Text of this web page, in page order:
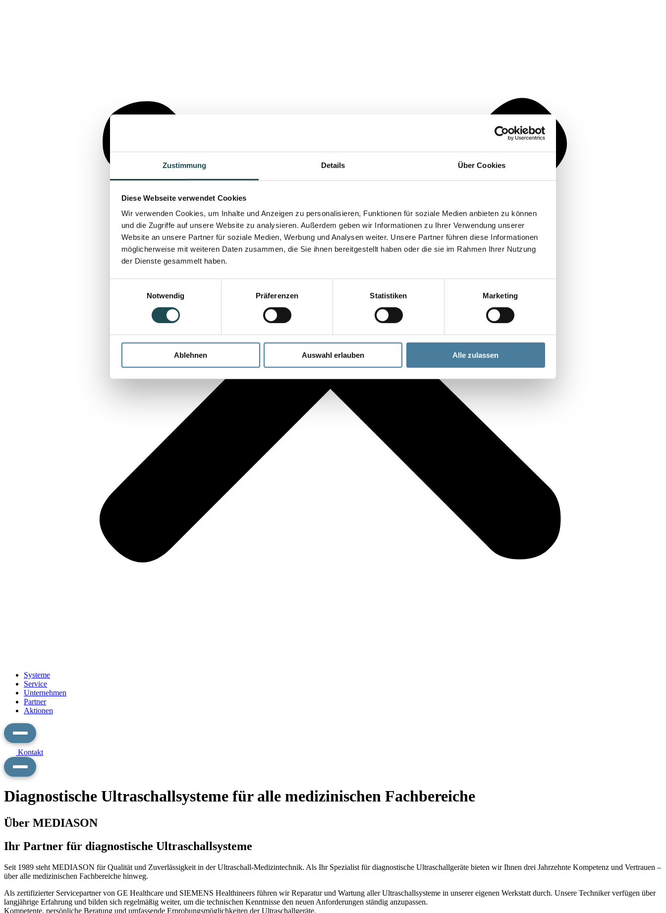
Zustimmung Details Über Cookies
Diese Webseite verwendet Cookies
Wir verwenden Cookies, um Inhalte und Anzeigen zu personalisieren, Funktionen für soziale Medien anbieten zu können
und die Zugriffe auf unsere Website zu analysieren. Außerdem geben wir Informationen zu Ihrer Verwendung unserer
Website an unsere Partner für soziale Medien, Werbung und Analysen weiter. Unsere Partner führen diese Informationen
möglicherweise mit weiteren Daten zusammen, die Sie ihnen bereitgestellt haben oder die sie im Rahmen Ihrer Nutzung
der Dienste gesammelt haben.
Notwendig
Präferenzen Statistiken Marketing
Ablehnen Auswahl erlauben Alle zulassen
Systeme
Service
Unternehmen
Partner
Aktionen
Kontakt
Diagnostische Ultraschallsysteme für alle medizinischen Fachbereiche
Über MEDIASON
Ihr Partner für diagnostische Ultraschallsysteme
Seit 1989 steht MEDIASON für Qualität und Zuverlässigkeit in der Ultraschall-Medizintechnik. Als Ihr Spezialist für diagnostische Ultraschallgeräte bieten wir Ihnen drei Jahrzehnte Kompetenz und Vertrauen –
über alle medizinischen Fachbereiche hinweg.
Als zertifizierter Servicepartner von GE Healthcare und SIEMENS Healthineers führen wir Reparatur und Wartung aller Ultraschallsysteme in unserer eigenen Werkstatt durch. Unsere Techniker verfügen über
langjährige Erfahrung und bilden sich regelmäßig weiter, um die technischen Kenntnisse den neuen Anforderungen ständig anzupassen.
Kompetente, persönliche Beratung und umfassende Erprobungsmöglichkeiten der Ultraschallgeräte.